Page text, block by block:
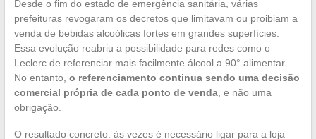
Desde o fim do estado de emergência sanitária, várias
prefeituras revogaram os decretos que limitavam ou proibiam a
venda de bebidas alcoólicas fortes em grandes superfícies.
Essa evolução reabriu a possibilidade para redes como o
Leclerc de referenciar mais facilmente álcool a 90° alimentar.
No entanto, o referenciamento continua sendo uma decisão
comercial própria de cada ponto de venda, e não uma
obrigação.
O resultado concreto: às vezes é necessário ligar para a loja